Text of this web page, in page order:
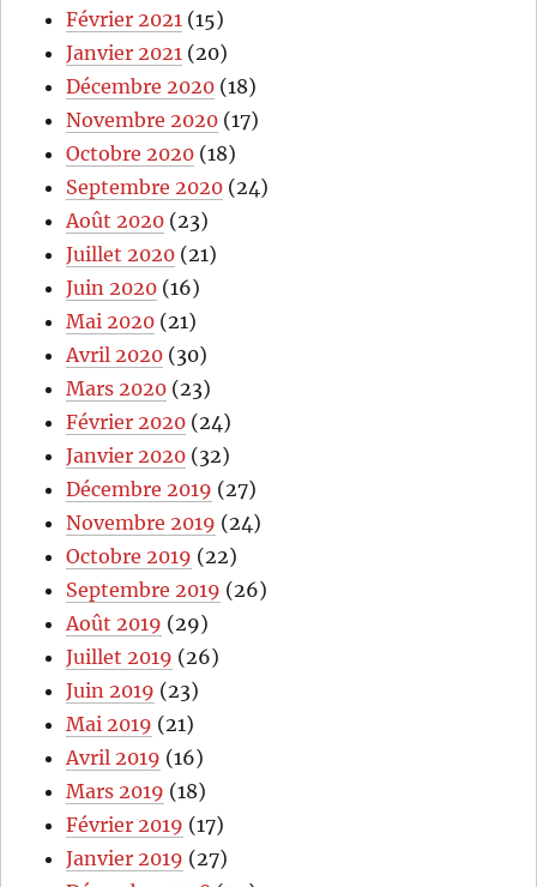
Février 2021 (15)
Janvier 2021 (20)
Décembre 2020 (18)
Novembre 2020 (17)
Octobre 2020 (18)
Septembre 2020 (24)
Août 2020 (23)
Juillet 2020 (21)
Juin 2020 (16)
Mai 2020 (21)
Avril 2020 (30)
Mars 2020 (23)
Février 2020 (24)
Janvier 2020 (32)
Décembre 2019 (27)
Novembre 2019 (24)
Octobre 2019 (22)
Septembre 2019 (26)
Août 2019 (29)
Juillet 2019 (26)
Juin 2019 (23)
Mai 2019 (21)
Avril 2019 (16)
Mars 2019 (18)
Février 2019 (17)
Janvier 2019 (27)